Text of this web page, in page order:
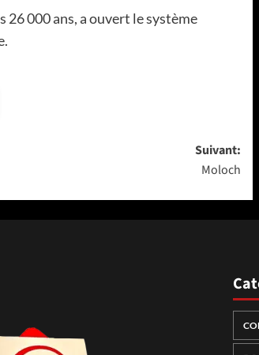
000 ans, a ouvert le système
Suivant:
Moloch